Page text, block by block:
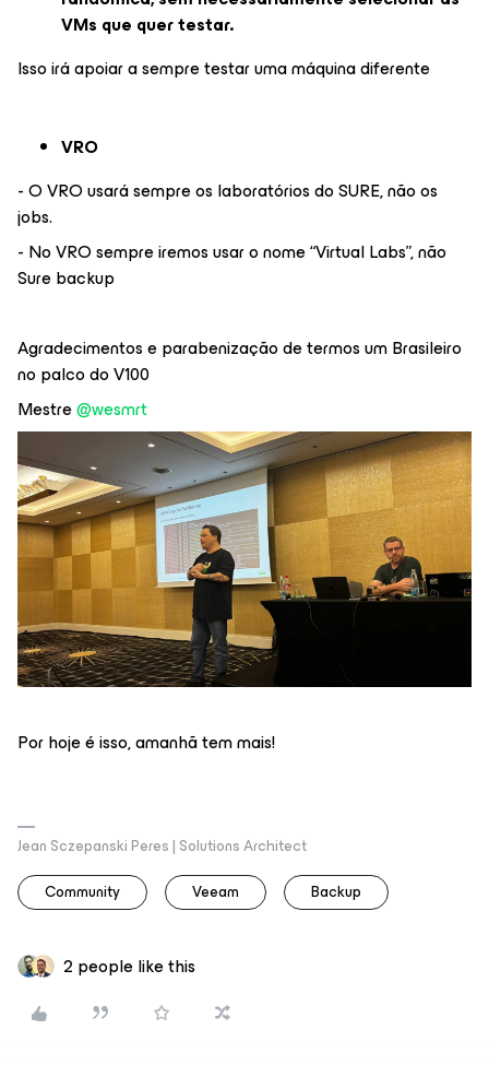
VMs que quer testar.
Isso irá apoiar a sempre testar uma máquina diferente
VRO
- O VRO usará sempre os laboratórios do SURE, não os
jobs.
- No VRO sempre iremos usar o nome “Virtual Labs”, não
Sure backup
Agradecimentos e parabenização de termos um Brasileiro
no palco do V100
Mestre ​@wesmrt
Por hoje é isso, amanhã tem mais!
Jean Sczepanski Peres | Solutions Architect
Community
Veeam Backup
2 people like this